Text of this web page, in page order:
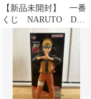
【新品未開封】 一番
くじ NARUTO D
賞 我愛羅 風影
MASTERLISE